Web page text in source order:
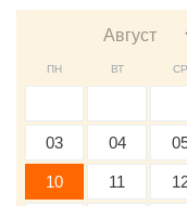
ПН ВТ СР
03 04
10 11